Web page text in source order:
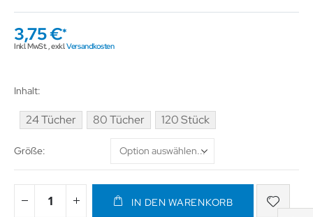
3,75 €
Inkl. MwSt.,exkl.Versandkosten
Inhalt
24 Tücher 80 Tücher 120 Stück
Größe
IN DEN WARENKORB